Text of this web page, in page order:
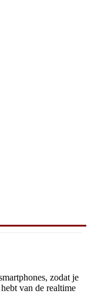
zodat je
van de realtime